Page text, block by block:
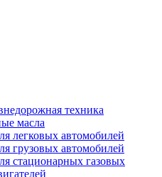
техника
масла
легковых автомобилей
грузовых автомобилей
стационарных газовых